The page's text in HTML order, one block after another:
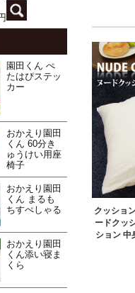
園田くん ぺ
たはぴステッ
カー
おかえり園田
くん 60分き
ゅうけい用座
椅子
おかえり園田
くん まるも
ちすぺしゃる
おかえり園田
くん添い寝ま
くら
クッショ
ードクッ
ション 中